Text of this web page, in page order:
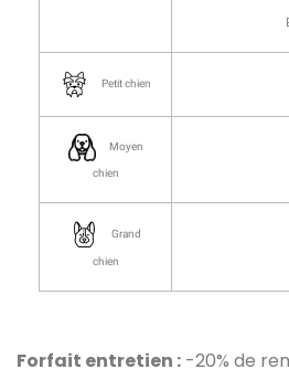
Petit chien
Moyen
chien
Grand
chien
Forfait entretien : -20% de